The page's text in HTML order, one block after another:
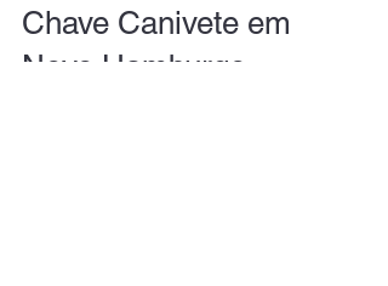
Chave Canivete em
Novo Hamburgo